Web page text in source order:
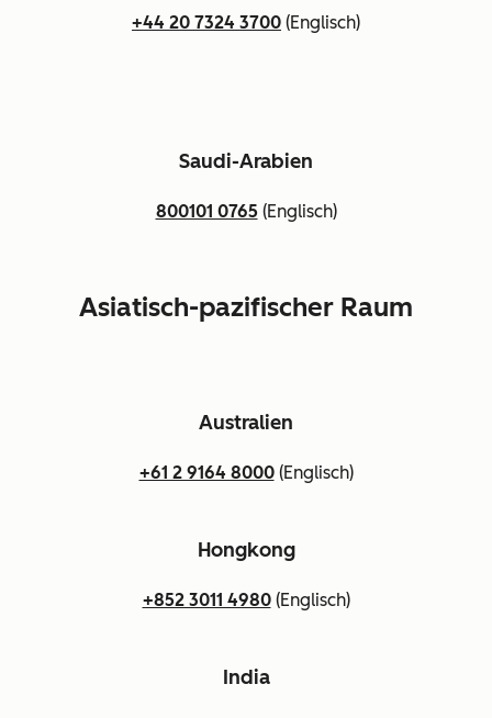
+44 20 7324 3700 (Englisch)
Saudi-Arabien
800101 0765(Englisch)
Asiatisch-pazifischer Raum
Australien
+61 2 9164 8000(Englisch)
Hongkong
+852 3011 4980(Englisch)
India